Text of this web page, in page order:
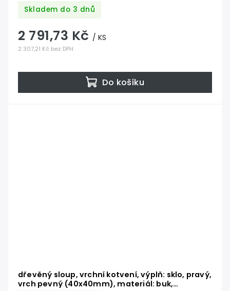
broušený povrch s nátěrem BORI (bezbarvý)
Skladem do 3 dnů
2 307,21 Kč bez DPH
2 791,73 Kč / KS
Do košíku
dřevěný sloup, vrchní kotvení, výplň: sklo, pravý,
vrch pevný (40x40mm), materiál: buk,